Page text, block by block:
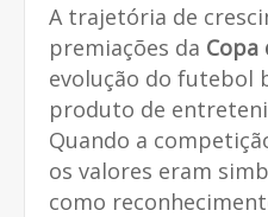
A trajetória de
premiações da Copa
evolução do futebol
produto de
Quando a
os valores eram
como